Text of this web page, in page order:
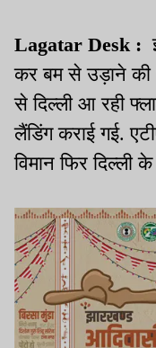
Lagatar Desk :
कर बम से उड़ाने की
से दिल्ली आ रही
लैंडिंग कराई गई.
विमान फिर दिल्ली